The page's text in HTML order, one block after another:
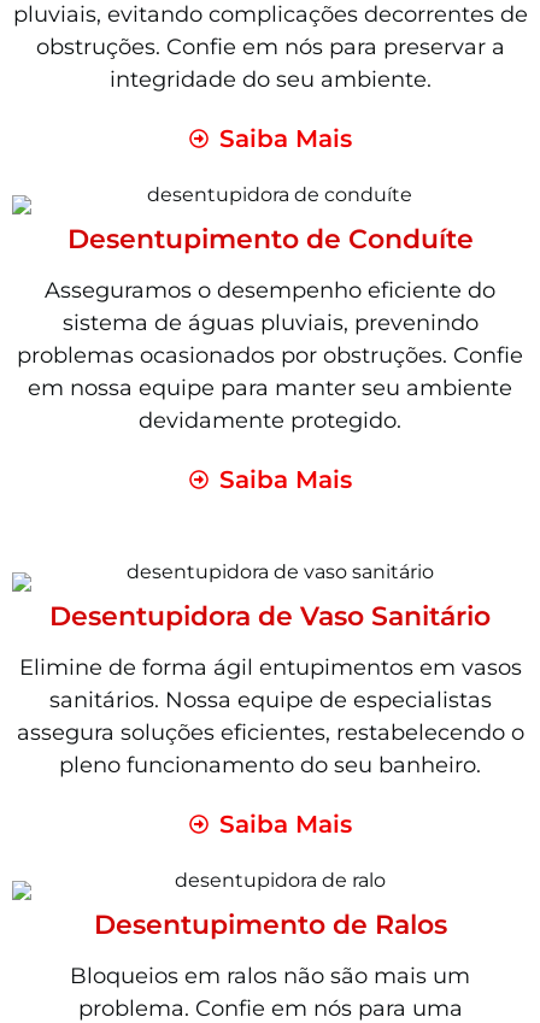
pluviais, evitando complicações decorrentes de
obstruções. Confie em nós para preservar a
integridade do seu ambiente.
Saiba Mais
Desentupimento de Conduíte
Asseguramos o desempenho eficiente do
sistema de águas pluviais, prevenindo
problemas ocasionados por obstruções. Confie
em nossa equipe para manter seu ambiente
devidamente protegido.
Saiba Mais
Desentupidora de Vaso Sanitário
Elimine de forma ágil entupimentos em vasos
sanitários. Nossa equipe de especialistas
assegura soluções eficientes, restabelecendo o
pleno funcionamento do seu banheiro.
Saiba Mais
Desentupimento de Ralos
Bloqueios em ralos não são mais um
problema. Confie em nós para uma